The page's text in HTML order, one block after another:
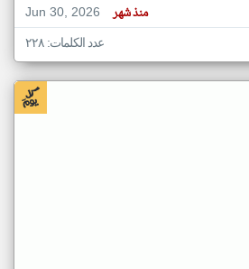
Jun 30, 2026
منذ شهر
عدد الكلمات: ٢٢٨